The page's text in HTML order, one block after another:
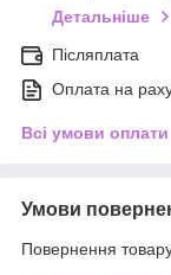
Детальніше
Післяплата
Оплата на
Всі умови оплати
Умови
Повернення